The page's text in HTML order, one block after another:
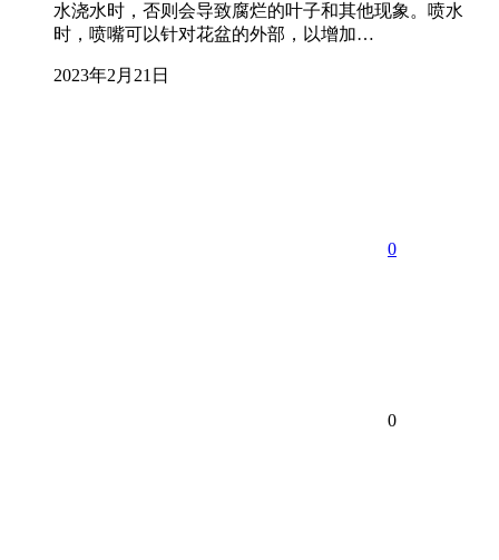
水浇水时，否则会导致腐烂的叶子和其他现象。喷水
时，喷嘴可以针对花盆的外部，以增加…
2023年2月21日
0
0